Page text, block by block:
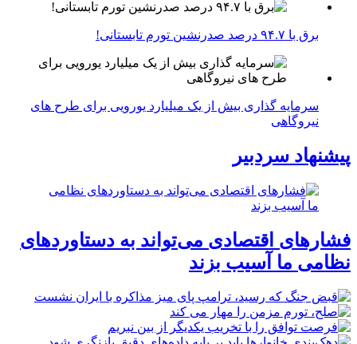
برق با ۹۴.۷ درصد صدرنشین تورم تابستانی!
سرمایه گذاری بیش از یک میلیارد یورویی برای طرح های
نیروگاهی
پیشنهاد سردبیر
فشارهای اقتصادی می‌تواند به دستاوردهای
نظامی ما آسیب بزند